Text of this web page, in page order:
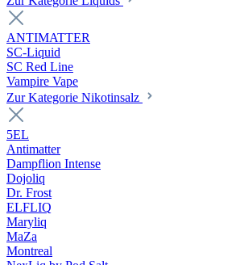
ANTIMATTER
SC-Liquid
SC Red Line
Vampire Vape
Zur Kategorie Nikotinsalz
5EL
Antimatter
Dampflion Intense
Dojoliq
Dr. Frost
ELFLIQ
Maryliq
MaZa
Montreal